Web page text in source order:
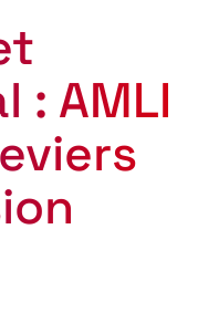
: AMLI